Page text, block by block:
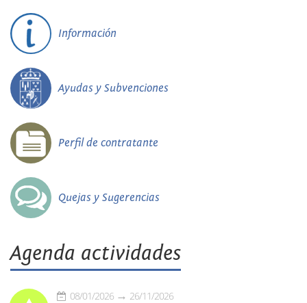
Información
Ayudas y Subvenciones
Perfil de contratante
Quejas y Sugerencias
Agenda actividades
08/01/2026 26/11/2026